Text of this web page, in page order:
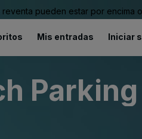
pueden estar por encima
Mis entradas Iniciar